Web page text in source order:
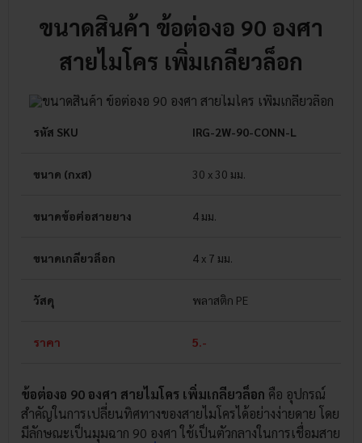
ขนาดสินค้า ข้อต่องอ 90 องศา
สายไมโคร เพิ่มเกลียวล็อก
รหัส SKU IRG-2W-90-CONN-L
ขนาด (กxส) 30 x 30 มม.
ขนาดข้อต่อสายยาง 4 มม.
ขนาดเกลียวล็อก 4 x 7 มม.
วัสดุ พลาสติก PE
ราคา 5.-
ข้อต่องอ 90 องศา สายไมโคร เพิ่มเกลียวล็อก คือ อุปกรณ์
สำคัญในการเปลี่ยนทิศทางของสายไมโครได้อย่างง่ายดาย โดย
มีลักษณะเป็นมุมฉาก 90 องศา ใช้เป็นตัวกลางในการเชื่อมสาย